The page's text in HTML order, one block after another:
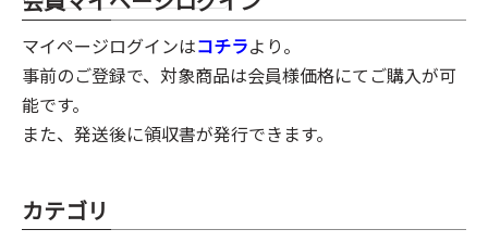
マイページログインはコチラより。
事前のご登録で、対象商品は会員様価格にてご購入が可
能です。
また、発送後に領収書が発行できます。
カテゴリ